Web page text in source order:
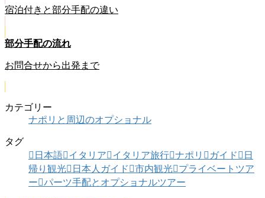
宿泊付きと部分手配の違い
部分手配の流れ
お問合せから出発まで
カテゴリー
ナポリと周辺のオプショナル
タグ
日本語
イタリア イタリア旅行 ナポリ ガイド
日
帰り観光
日本人ガイド 市内観光
プライベートツア
ー
パーツ手配とオプショナルツアー